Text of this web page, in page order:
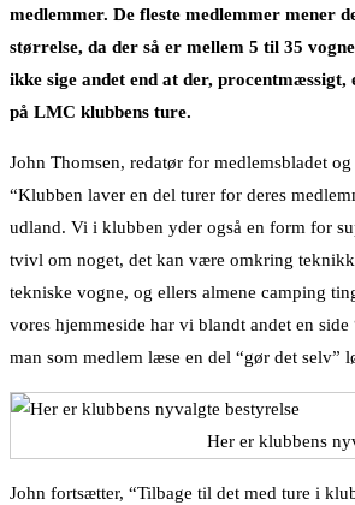
medlemmer. De fleste medlemmer mener
størrelse, da der så er mellem 5 til 35
ikke sige andet end at der, procentmæssigt,
på LMC klubbens ture.
John Thomsen, redatør for medlemsbladet
“Klubben laver en del turer for deres
udland. Vi i klubben yder også en form for
tvivl om noget, det kan være omkring
tekniske vogne, og ellers almene camping
vores hjemmeside har vi blandt andet en
man som medlem læse en del “gør det selv”
Her er klubbens
John fortsætter, “Tilbage til det med ture i